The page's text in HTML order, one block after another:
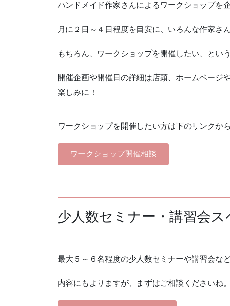
ハンドメイド作家さんによるワークショップを
月に２日～４日程度を目安に、いろんな作家さ
もちろん、ワークショップを開催したい、とい
開催企画や開催日の詳細は店頭、ホームページ
楽しみに！
ワークショップを開催したい方は下のリンクか
ワークショップ開催相談
少人数セミナー・講習会
最大５～６名程度の少人数セミナーや講習会な
内容にもよりますが、まずはご相談くださいね。